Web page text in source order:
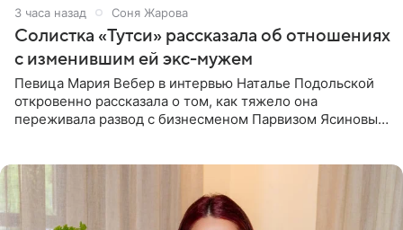
3 часа назад Соня Жарова
Солистка «Тутси» рассказала об отношениях
с изменившим ей экс-мужем
Певица Мария Вебер в интервью Наталье Подольской
откровенно рассказала о том, как тяжело она
переживала развод с бизнесменом Парвизом Ясиновым.